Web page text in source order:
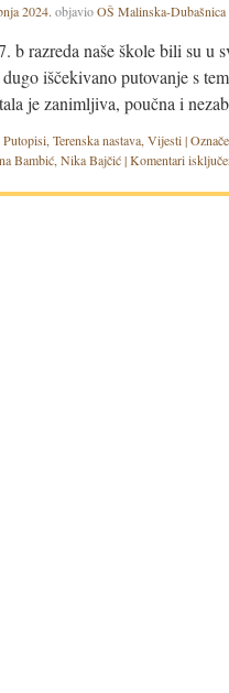
2024. objavioOŠ Malinska-Dubašnica
b razreda naše škole bili su u
iščekivano putovanje s
je zanimljiva, poučna i
Putopisi, Terenska nastava, Vijesti|
Bambić, Nika Bajčić|Komentari